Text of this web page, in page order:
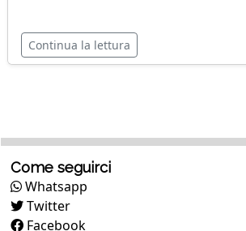
Continua la lettura
Come seguirci
Whatsapp
Twitter
Facebook